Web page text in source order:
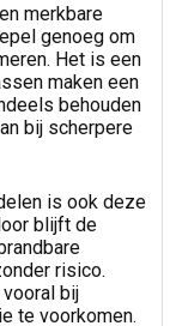
merkbare
genoeg om
Het is een
maken een
behouden
bij scherpere
is ook deze
blijft de
risico.
bij
te voorkomen.